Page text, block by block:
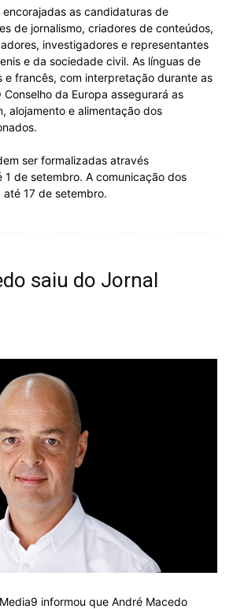
as candidaturas de
de jornalismo, criadores de conteúdos,
investigadores e representantes
e da sociedade civil. As línguas de
e francês, com interpretação durante as
Conselho da Europa assegurará as
alojamento e alimentação dos
ser formalizadas através
1 de setembro. A comunicação dos
17 de setembro.
saiu do Jornal
informou que André Macedo